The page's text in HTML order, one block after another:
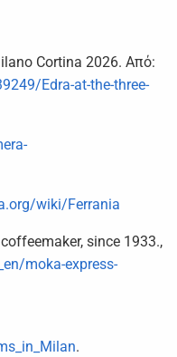
Cortina 2026. Από:
Edra-at-the-three-
wiki/Ferrania
since 1933.,
moka-express-
.